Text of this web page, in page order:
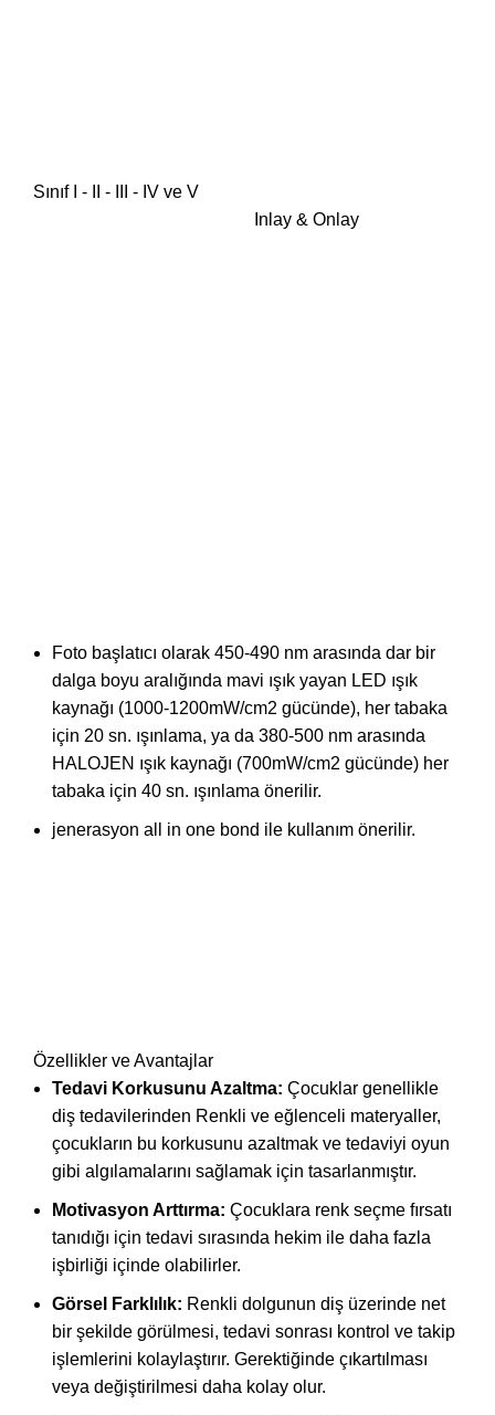
Sınıf I - II - III - IV ve V
Inlay & Onlay
Foto başlatıcı olarak 450-490 nm arasında dar bir
dalga boyu aralığında mavi ışık yayan LED ışık
kaynağı (1000-1200mW/cm2 gücünde), her tabaka
için 20 sn. ışınlama, ya da 380-500 nm arasında
HALOJEN ışık kaynağı (700mW/cm2 gücünde) her
tabaka için 40 sn. ışınlama önerilir.
jenerasyon all in one bond ile kullanım önerilir.
Özellikler ve Avantajlar
Tedavi Korkusunu Azaltma: Çocuklar genellikle
diş tedavilerinden Renkli ve eğlenceli materyaller,
çocukların bu korkusunu azaltmak ve tedaviyi oyun
gibi algılamalarını sağlamak için tasarlanmıştır.
Motivasyon Arttırma: Çocuklara renk seçme fırsatı
tanıdığı için tedavi sırasında hekim ile daha fazla
işbirliği içinde olabilirler.
Görsel Farklılık: Renkli dolgunun diş üzerinde net
bir şekilde görülmesi, tedavi sonrası kontrol ve takip
işlemlerini kolaylaştırır. Gerektiğinde çıkartılması
veya değiştirilmesi daha kolay olur.